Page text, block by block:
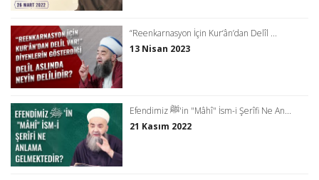
“Reenkarnasyon İçin Kur‘ân’dan Delîl ...
13 Nisan 2023
Efendimiz ﷺ'in "Mâhî" İsm-i Şerîfi Ne An...
21 Kasım 2022